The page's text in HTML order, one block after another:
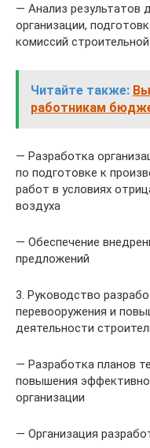
— Анализ результатов
организации,
комиссий
Читайте также:
работникам
— Разработка
по подготовке к
работ в условиях
воздуха
— Обеспечение
предложений
3. Руководство
перевооружения и
деятельности
— Разработка планов
повышения
организации
— Организация